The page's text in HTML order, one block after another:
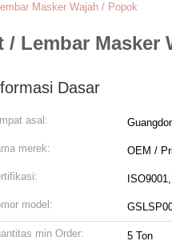
Masker Wajah / Popok
Lembar Masker
Dasar
asal:
merek: OEM /
model:
min Order: 5 Ton